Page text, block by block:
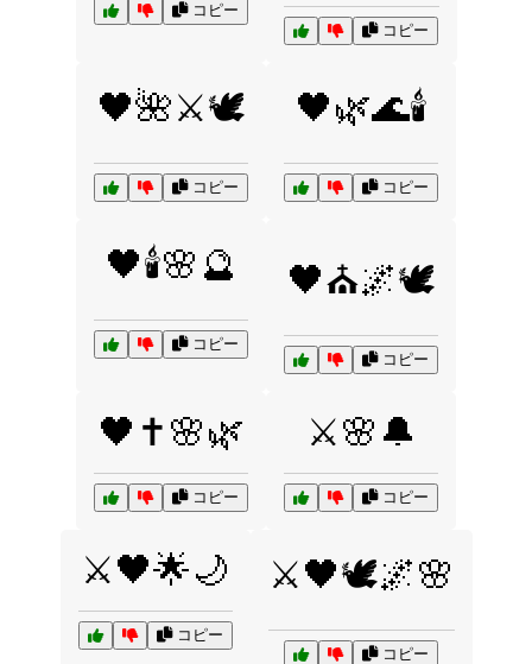
コピー
コピー
🖤🌺⚔️🕊️
コピー
🖤🌿🌊🕯️
コピー
🖤🕯️🌸🔮
コピー
🖤⛪🌌🕊️
コピー
🖤✝️🌸🌿
コピー
⚔️🌸🔔
コピー
⚔️🖤🌟🌙
コピー
⚔️🖤🕊️🌌🌸
コピー